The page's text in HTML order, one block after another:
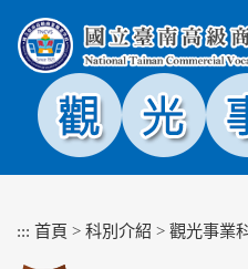
塊
::: 首頁 > 科別介紹 > 觀光事業